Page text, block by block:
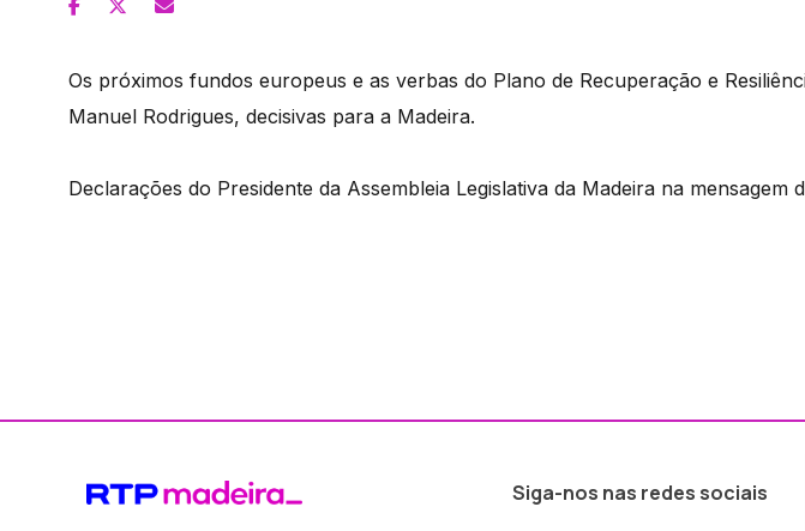
Os próximos fundos europeus e as verbas do Plano de Recuperação e
Manuel Rodrigues, decisivas para a Madeira.
Declarações do Presidente da Assembleia Legislativa da Madeira na mensagem
Siga-nos nas redes sociais